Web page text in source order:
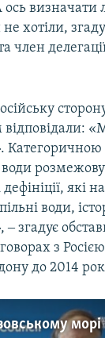
ось визначати
хотіли,
член
води
які
води,
згадує
з
до 2014